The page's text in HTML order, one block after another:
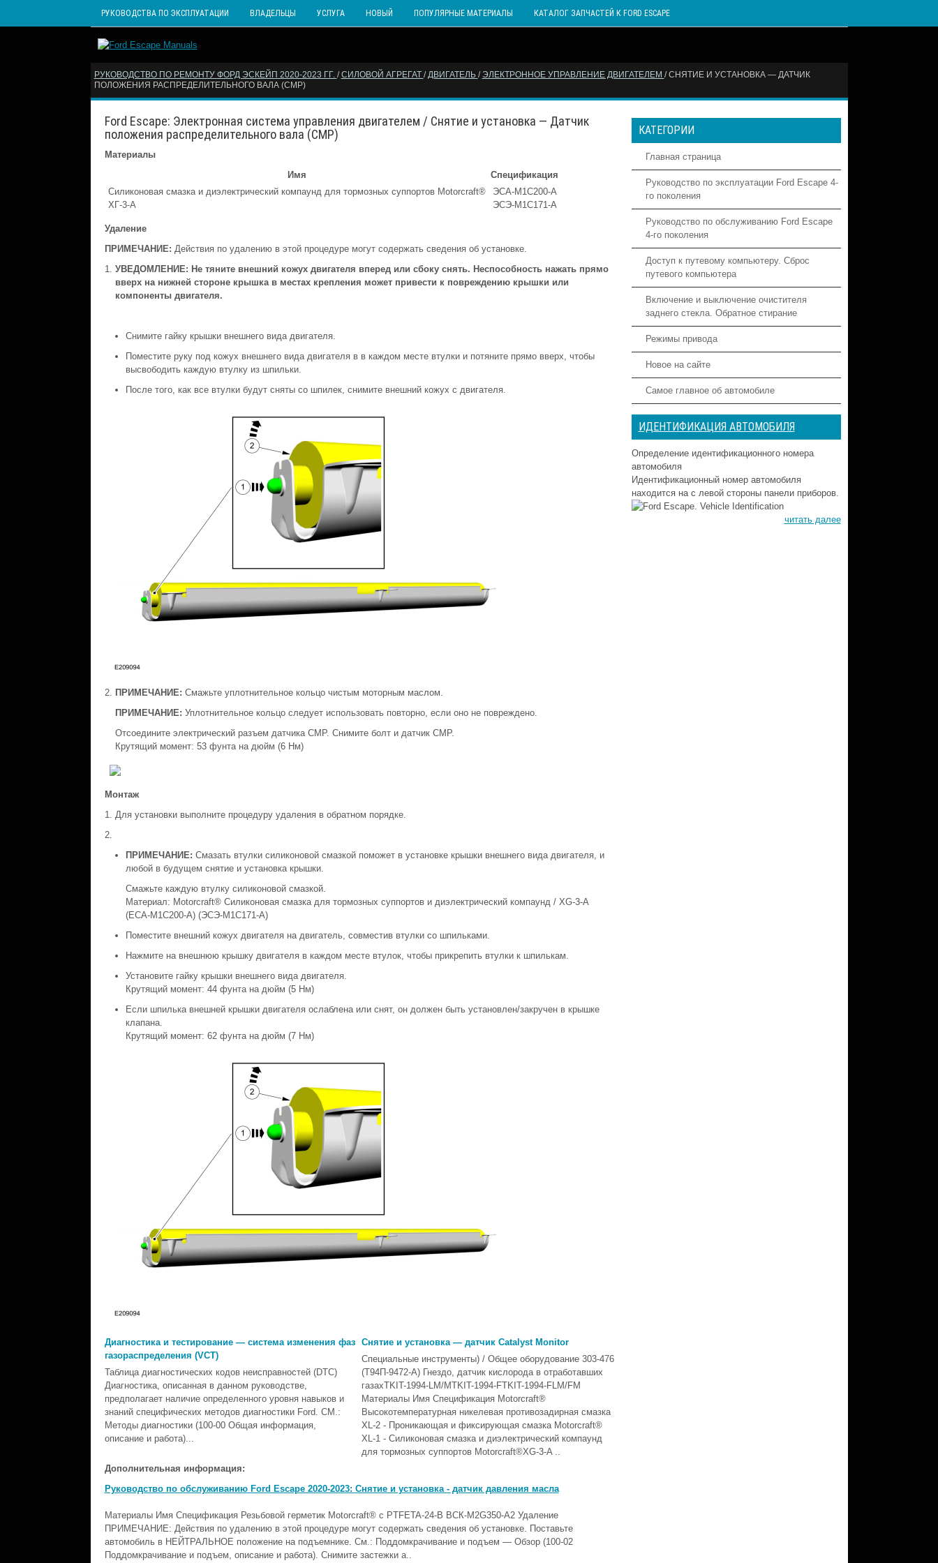
РУКОВОДСТВА ПО ЭКСПЛУАТАЦИИ ВЛАДЕЛЬЦЫ УСЛУГА НОВЫЙ ПОПУЛЯРНЫЕ МАТЕРИАЛЫ КАТАЛОГ ЗАПЧАСТЕЙ К FORD ESCAPE
РУКОВОДСТВО ПО РЕМОНТУ ФОРД ЭСКЕЙП 2020-2023 ГГ. /СИЛОВОЙ АГРЕГАТ /ДВИГАТЕЛЬ / ЭЛЕКТРОННОЕ УПРАВЛЕНИЕ ДВИГАТЕЛЕМ / СНЯТИЕ И УСТАНОВКА — ДАТЧИК
ПОЛОЖЕНИЯ РАСПРЕДЕЛИТЕЛЬНОГО ВАЛА (CMP)
Ford Escape: Электронная система управления двигателем / Снятие и установка — Датчик
положения распределительного вала (CMP)
Материалы
Имя
Спецификация
Силиконовая смазка и диэлектрический компаунд для тормозных суппортов Motorcraft®
ХГ-3-А
ЭСА-M1C200-A
ЭСЭ-M1C171-A
Удаление
ПРИМЕЧАНИЕ: Действия по удалению в этой процедуре могут содержать сведения об установке.
УВЕДОМЛЕНИЕ: Не тяните внешний кожух двигателя вперед или сбоку снять. Неспособность нажать прямо
вверх на нижней стороне крышка в местах крепления может привести к повреждению крышки или
компоненты двигателя.
Снимите гайку крышки внешнего вида двигателя.
Поместите руку под кожух внешнего вида двигателя в в каждом месте втулки и потяните прямо вверх, чтобы
высвободить каждую втулку из шпильки.
После того, как все втулки будут сняты со шпилек, снимите внешний кожух с двигателя.
ПРИМЕЧАНИЕ: Смажьте уплотнительное кольцо чистым моторным маслом.
ПРИМЕЧАНИЕ: Уплотнительное кольцо следует использовать повторно, если оно не повреждено.
Отсоедините электрический разъем датчика CMP. Снимите болт и датчик CMP.
Крутящий момент: 53 фунта на дюйм (6 Нм)
Монтаж
Для установки выполните процедуру удаления в обратном порядке.
ПРИМЕЧАНИЕ: Смазать втулки силиконовой смазкой поможет в установке крышки внешнего вида двигателя, и
любой в будущем снятие и установка крышки.
Смажьте каждую втулку силиконовой смазкой.
Материал: Motorcraft® Силиконовая смазка для тормозных суппортов и диэлектрический компаунд / XG-3-А
(ЕСА-M1C200-А) (ЭСЭ-M1C171-А)
Поместите внешний кожух двигателя на двигатель, совместив втулки со шпильками.
Нажмите на внешнюю крышку двигателя в каждом месте втулок, чтобы прикрепить втулки к шпилькам.
Установите гайку крышки внешнего вида двигателя.
Крутящий момент: 44 фунта на дюйм (5 Нм)
Если шпилька внешней крышки двигателя ослаблена или снят, он должен быть установлен/закручен в крышке
клапана.
Крутящий момент: 62 фунта на дюйм (7 Нм)
Диагностика и тестирование — система изменения фаз
газораспределения (VCT)
Таблица диагностических кодов неисправностей (DTC)
Диагностика, описанная в данном руководстве,
предполагает наличие определенного уровня навыков и
знаний специфических методов диагностики Ford. СМ.:
Методы диагностики (100-00 Общая информация,
описание и работа)...
Снятие и установка — датчик Catalyst Monitor
Специальные инструменты) / Общее оборудование 303-476
(Т94П-9472-А) Гнездо, датчик кислорода в отработавших
газахTKIT-1994-LM/MTKIT-1994-FTKIT-1994-FLM/FM
Материалы Имя Спецификация Motorcraft®
Высокотемпературная никелевая противозадирная смазка
XL-2 - Проникающая и фиксирующая смазка Motorcraft®
XL-1 - Силиконовая смазка и диэлектрический компаунд
для тормозных суппортов Motorcraft®XG-3-A ..
Дополнительная информация:
Руководство по обслуживанию Ford Escape 2020-2023: Снятие и установка - датчик давления масла
Материалы Имя Спецификация Резьбовой герметик Motorcraft® с PTFETA-24-B ВСК-M2G350-A2 Удаление
ПРИМЕЧАНИЕ: Действия по удалению в этой процедуре могут содержать сведения об установке. Поставьте
автомобиль в НЕЙТРАЛЬНОЕ положение на подъемнике. См.: Поддомкрачивание и подъем — Обзор (100-02
Поддомкрачивание и подъем, описание и работа). Снимите застежки а..
КАТЕГОРИИ
Главная страница
Руководство по эксплуатации Ford Escape 4-
го поколения
Руководство по обслуживанию Ford Escape
4-го поколения
Доступ к путевому компьютеру. Сброс
путевого компьютера
Включение и выключение очистителя
заднего стекла. Обратное стирание
Режимы привода
Новое на сайте
Самое главное об автомобиле
ИДЕНТИФИКАЦИЯ АВТОМОБИЛЯ
Определение идентификационного номера
автомобиля
Идентификационный номер автомобиля
находится на с левой стороны панели приборов.
читать далее